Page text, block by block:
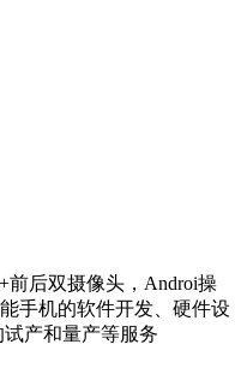
前后双摄像头，Androi操
手机的软件开发、硬件设
产和量产等服务